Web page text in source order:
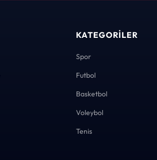
KATEGORILER
Spor
Futbol
Basketbol
Voleybol
Tenis